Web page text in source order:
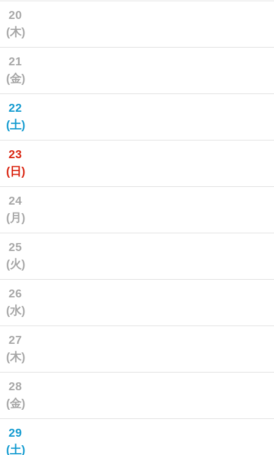
20
(木)
21
(金)
22
(土)
23
(日)
24
(月)
25
(火)
26
(水)
27
(木)
28
(金)
29
(土)